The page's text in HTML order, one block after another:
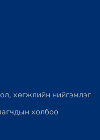
хөгжлийн нийгэмлэг
холбоо